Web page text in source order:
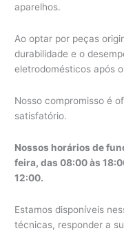
aparelhos.
Ao optar por peças
durabilidade e o
eletrodomésticos após
Nosso compromisso é
satisfatório.
Nossos horários de
feira, das 08:00 às
12:00.
Estamos disponíveis
técnicas, responder a